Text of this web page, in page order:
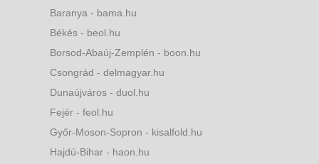
Baranya - bama.hu
Békés - beol.hu
Borsod-Abaúj-Zemplén - boon.hu
Csongrád - delmagyar.hu
Dunaújváros - duol.hu
Fejér - feol.hu
Győr-Moson-Sopron - kisalfold.hu
Hajdú-Bihar - haon.hu